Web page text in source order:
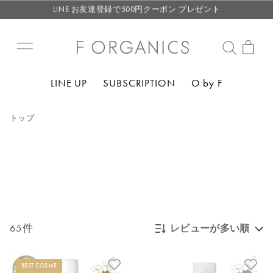
LINE お友達登録で500円クーポン プレゼント
【重要】お盆期間中のお問い合わせと商品配送に関しまして
LINE お友達登録で500円クーポン プレゼント
LINE UP SUBSCRIPTION O by F
トップ
65件 レビューが多い順
BEST COSME